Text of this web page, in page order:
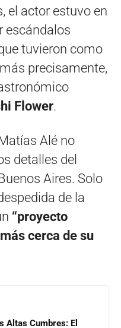
el actor estuvo en
escándalos
tuvieron como
precisamente,
Flower.
Alé no
detalles del
Aires. Solo
de la
“proyecto
cerca de su
Altas Cumbres: El